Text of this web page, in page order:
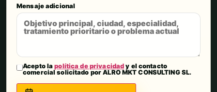
Mensaje adicional
Acepto lapolítica de privacidady el contacto
comercial solicitado por ALRO MKT CONSULTING SL.